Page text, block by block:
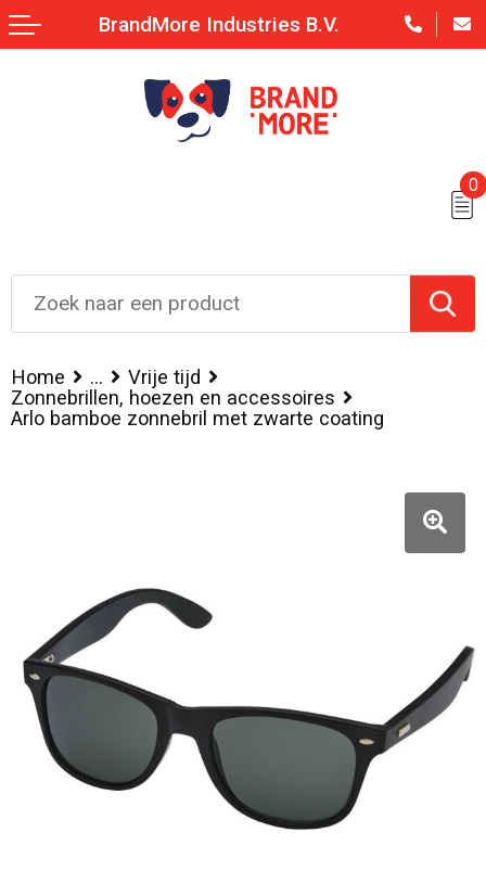
0
BrandMore Industries B.V.
Home ...
Vrije tijd
Zonnebrillen, hoezen en accessoires
Arlo bamboe zonnebril met zwarte coating